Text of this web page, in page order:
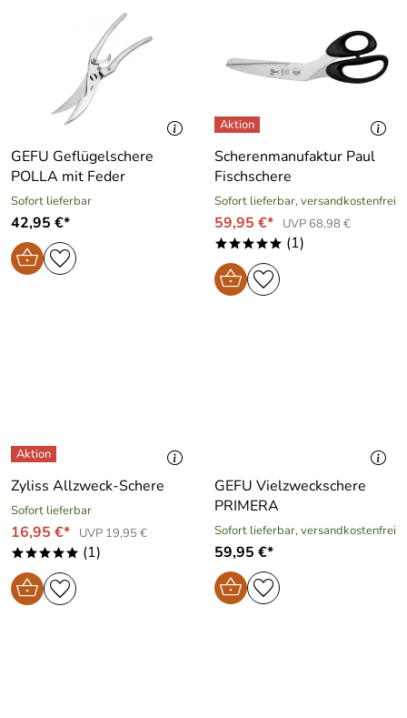
GEFU Geflügelschere
POLLA mit Feder
Sofort lieferbar
42,95 €*
Scherenmanufaktur Paul
Fischschere
Sofort lieferbar, versandkostenfrei
59,95 €* UVP 68,98 €
***** (1)
Zyliss Allzweck-Schere
Sofort lieferbar
16,95 €* UVP 19,95 €
***** (1)
GEFU Vielzweckschere
PRIMERA
Sofort lieferbar, versandkostenfrei
59,95 €*